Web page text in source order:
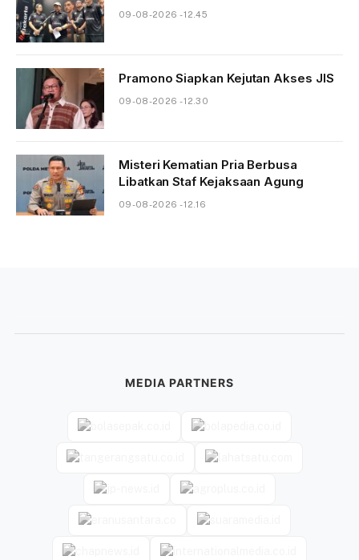
09-08-2026 - 12.45
Pramono Siapkan Kejutan Akses JIS
09-08-2026 - 12.30
Misteri Kematian Pria Berbusa
Libatkan Staf Kejaksaan Agung
09-08-2026 - 12.16
MEDIA PARTNERS